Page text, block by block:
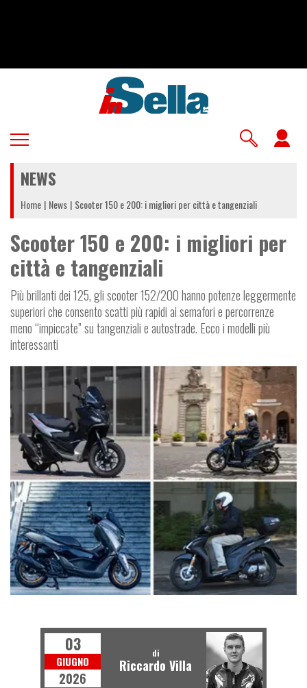
NEWS
Home News Scooter 150 e 200: i migliori per città e tangenziali
Scooter 150 e 200: i migliori per
città e tangenziali
Più brillanti dei 125, gli scooter 152/200 hanno potenze leggermente
superiori che consento scatti più rapidi ai semafori e percorrenze
meno “impiccate” su tangenziali e autostrade. Ecco i modelli più
interessanti
03
GIUGNO
2026
di
Riccardo Villa